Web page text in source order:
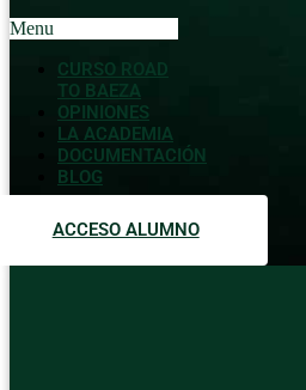
Menu
CURSO ROAD
TO BAEZA
OPINIONES
LA ACADEMIA
DOCUMENTACIÓN
BLOG
ACCESO ALUMNO